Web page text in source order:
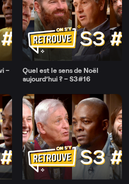
–
Quel est le sens de Noël
aujourd’hui ? – S3#16